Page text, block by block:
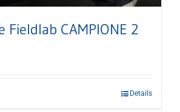
Fieldlab CAMPIONE 2
Details